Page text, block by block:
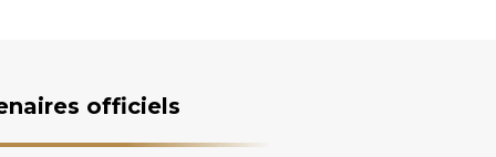
officiels